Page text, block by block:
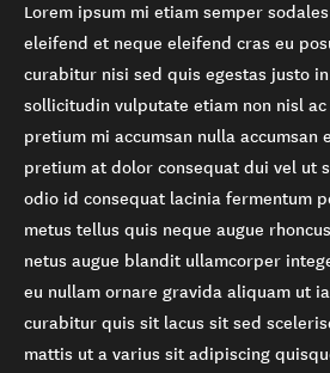
Lorem ipsum mi etiam semper
eleifend et neque eleifend cras eu
curabitur nisi sed quis egestas justo
sollicitudin vulputate etiam non nisl ac
pretium mi accumsan nulla accumsan
pretium at dolor consequat dui vel ut
odio id consequat lacinia fermentum
metus tellus quis neque augue
netus augue blandit ullamcorper
eu nullam ornare gravida aliquam ut
curabitur quis sit lacus sit sed
mattis ut a varius sit adipiscing